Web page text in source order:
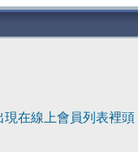
在線上會員列表裡頭